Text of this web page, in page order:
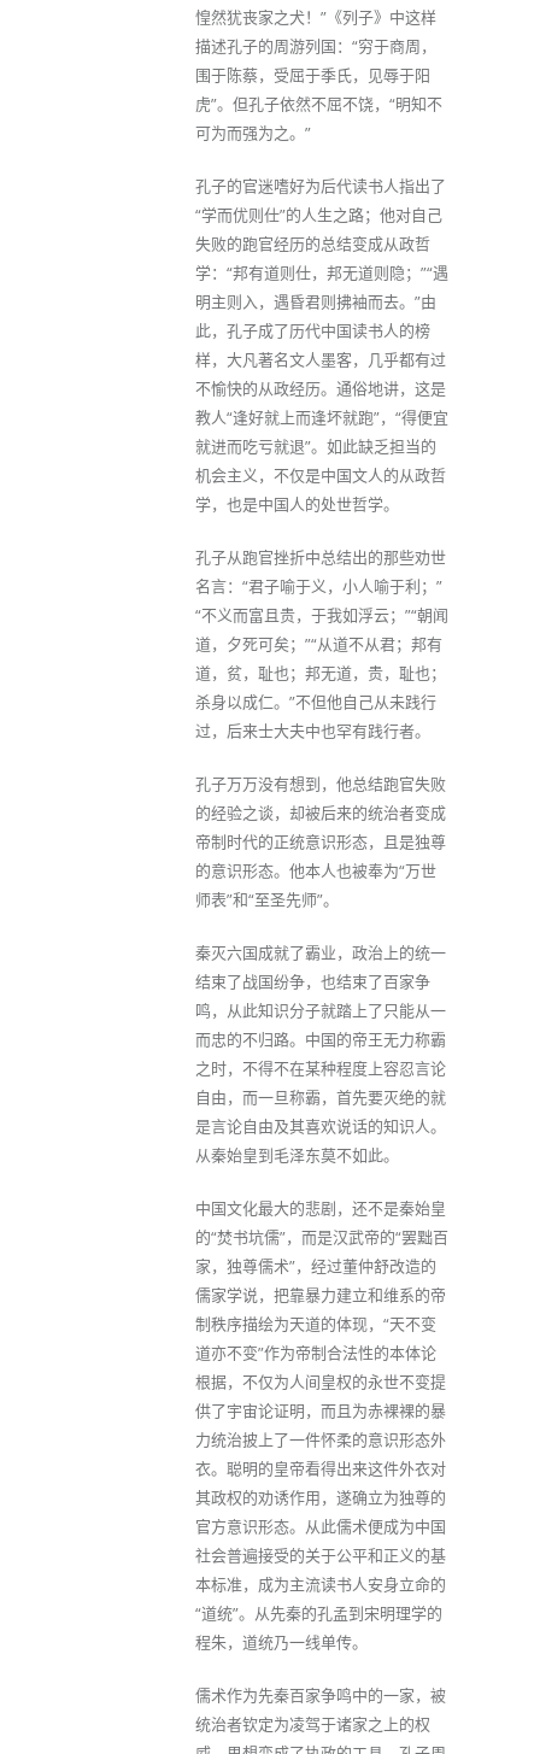
惶然犹丧家之犬！”《列子》中这样
描述孔子的周游列国：“穷于商周，
围于陈蔡，受屈于季氏，见辱于阳
虎”。但孔子依然不屈不饶，“明知不
可为而强为之。”
孔子的官迷嗜好为后代读书人指出了
“学而优则仕”的人生之路；他对自己
失败的跑官经历的总结变成从政哲
学：“邦有道则仕，邦无道则隐；”“遇
明主则入，遇昏君则拂袖而去。”由
此，孔子成了历代中国读书人的榜
样，大凡著名文人墨客，几乎都有过
不愉快的从政经历。通俗地讲，这是
教人“逢好就上而逢坏就跑”，“得便宜
就进而吃亏就退”。如此缺乏担当的
机会主义，不仅是中国文人的从政哲
学，也是中国人的处世哲学。
孔子从跑官挫折中总结出的那些劝世
名言：“君子喻于义，小人喻于利；”
“不义而富且贵，于我如浮云；”“朝闻
道，夕死可矣；”“从道不从君；邦有
道，贫，耻也；邦无道，贵，耻也；
杀身以成仁。”不但他自己从未践行
过，后来士大夫中也罕有践行者。
孔子万万没有想到，他总结跑官失败
的经验之谈，却被后来的统治者变成
帝制时代的正统意识形态，且是独尊
的意识形态。他本人也被奉为“万世
师表”和“至圣先师”。
秦灭六国成就了霸业，政治上的统一
结束了战国纷争，也结束了百家争
鸣，从此知识分子就踏上了只能从一
而忠的不归路。中国的帝王无力称霸
之时，不得不在某种程度上容忍言论
自由，而一旦称霸，首先要灭绝的就
是言论自由及其喜欢说话的知识人。
从秦始皇到毛泽东莫不如此。
中国文化最大的悲剧，还不是秦始皇
的“焚书坑儒”，而是汉武帝的“罢黜百
家，独尊儒术”，经过董仲舒改造的
儒家学说，把靠暴力建立和维系的帝
制秩序描绘为天道的体现，“天不变
道亦不变”作为帝制合法性的本体论
根据，不仅为人间皇权的永世不变提
供了宇宙论证明，而且为赤裸裸的暴
力统治披上了一件怀柔的意识形态外
衣。聪明的皇帝看得出来这件外衣对
其政权的劝诱作用，遂确立为独尊的
官方意识形态。从此儒术便成为中国
社会普遍接受的关于公平和正义的基
本标准，成为主流读书人安身立命的
“道统”。从先秦的孔孟到宋明理学的
程朱，道统乃一线单传。
儒术作为先秦百家争鸣中的一家，被
统治者钦定为凌驾于诸家之上的权